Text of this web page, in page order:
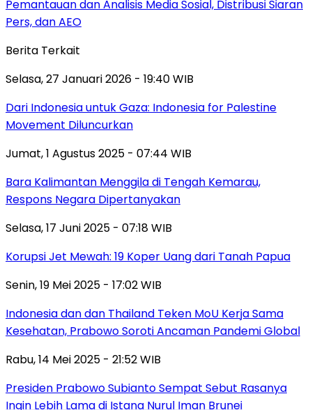
Pemantauan dan Analisis Media Sosial, Distribusi Siaran
Pers, dan AEO
Berita Terkait
Selasa, 27 Januari 2026 - 19:40 WIB
Dari Indonesia untuk Gaza: Indonesia for Palestine
Movement Diluncurkan
Jumat, 1 Agustus 2025 - 07:44 WIB
Bara Kalimantan Menggila di Tengah Kemarau,
Respons Negara Dipertanyakan
Selasa, 17 Juni 2025 - 07:18 WIB
Korupsi Jet Mewah: 19 Koper Uang dari Tanah Papua
Senin, 19 Mei 2025 - 17:02 WIB
Indonesia dan dan Thailand Teken MoU Kerja Sama
Kesehatan, Prabowo Soroti Ancaman Pandemi Global
Rabu, 14 Mei 2025 - 21:52 WIB
Presiden Prabowo Subianto Sempat Sebut Rasanya
Ingin Lebih Lama di Istana Nurul Iman Brunei